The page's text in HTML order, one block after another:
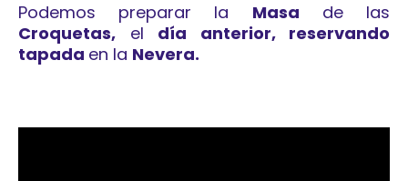
Podemos preparar la Masa de las
Croquetas, el día anterior, reservando
tapada en la Nevera.